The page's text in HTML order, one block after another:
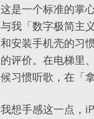
这是一个标准的掌
与我「数字极简主
和安装手机壳的习
的评价。在电梯里
候习惯听歌，在「
我想手感这一点，